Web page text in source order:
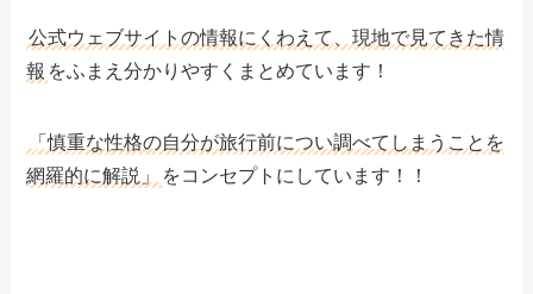
公式ウェブサイトの情報にくわえて、現地で見てきた情
報 をふまえ分かりやすくまとめています！
「慎重な性格の自分が旅行前につい調べてしまうことを
網羅的に解説」
をコンセプトにしています！！